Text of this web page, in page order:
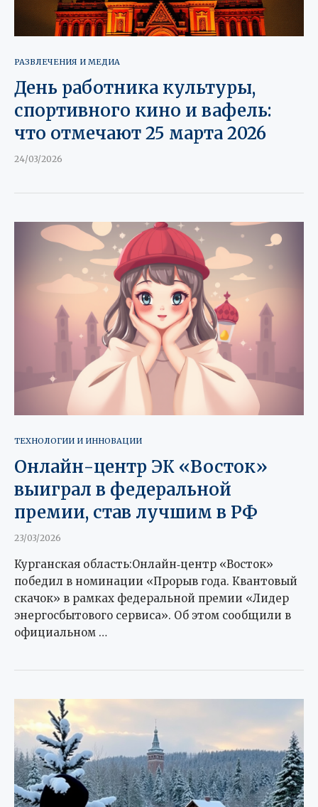
РАЗВЛЕЧЕНИЯ И МЕДИА
День работника культуры,
спортивного кино и вафель:
что отмечают 25 марта 2026
24/03/2026
ТЕХНОЛОГИИ И ИННОВАЦИИ
Онлайн-центр ЭК «Восток»
выиграл в федеральной
премии, став лучшим в РФ
23/03/2026
Курганская область:Онлайн‑центр «Восток»
победил в номинации «Прорыв года. Квантовый
скачок» в рамках федеральной премии «Лидер
энергосбытового сервиса». Об этом сообщили в
официальном …